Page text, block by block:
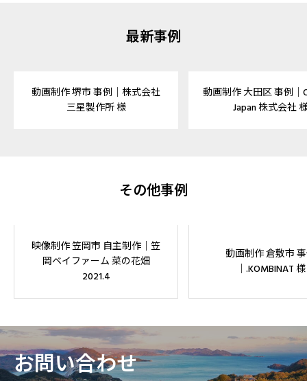
最新事例
動画制作 堺市 事例｜株式会社
三星製作所 様
動画制作 大田区 事例｜
Japan 株式会社
その他事例
映像制作 笠岡市 自主制作｜笠
岡ベイファーム 菜の花畑
2021.4
動画制作 倉敷市
｜.KOMBINAT 様
お問い合わせ